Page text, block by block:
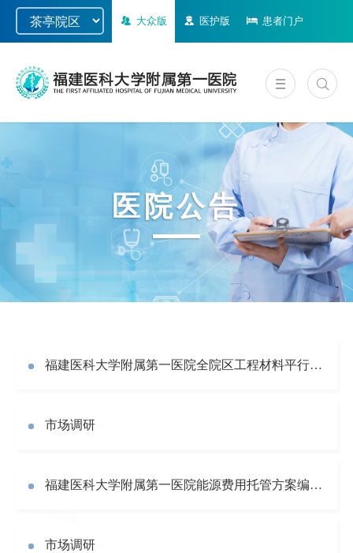
大众版 医护版 患者门户
医院公告
福建医科大学附属第一医院全院区工程材料平行检验服务项目（2026）市场调研
市场调研
福建医科大学附属第一医院能源费用托管方案编制服务项目院内自行采购公告
市场调研